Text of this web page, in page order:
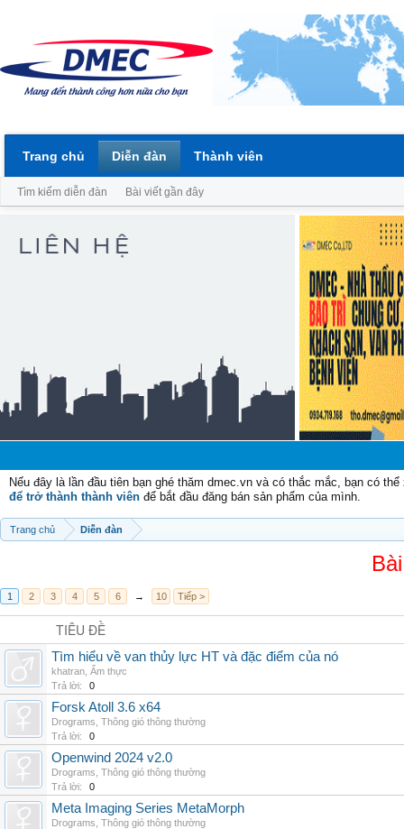
Nếu đây là lần đầu tiên bạn ghé thăm dmec.vn và có thắc mắc, bạn có
để trở thành thành viên để bắt đầu đăng bán sản phẩm của mình.
Trang chủ Diễn đàn
1 2 3 4 5 6 → 10 Tiếp >
TIÊU ĐỀ
Tìm hiểu về van thủy lực HT và đặc điểm của nó
khatran Ẩm thực
Trả lời:
0
Forsk Atoll 3.6 x64
Drograms Thông gió thông thường
Trả lời:
0
Openwind 2024 v2.0
Drograms Thông gió thông thường
Trả lời:
0
Meta Imaging Series MetaMorph
Drograms Thông gió thông thường
Trang chủ Diễn đàn
Tìm kiếm diễn đàn Bài viết gần đây
Thành viên